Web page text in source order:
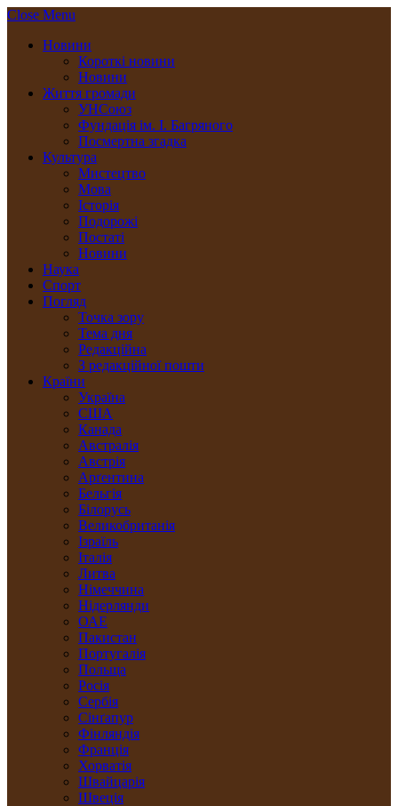
Close Menu
Новини
Короткі новини
Новини
Життя громади
УНСоюз
Фундація ім. І. Багряного
Посмертна згадка
Культура
Мистецтво
Мова
Історія
Подорожі
Постаті
Новини
Наука
Спорт
Погляд
Точка зору
Тема дня
Редакційна
З редакційної пошти
Країни
Україна
США
Канада
Австралія
Австрія
Арґентина
Бельгія
Білорусь
Великобританія
Ізраїль
Італія
Литва
Німеччина
Нідерлянди
ОАЕ
Пакистан
Португалія
Польща
Росія
Сербія
Сінґапур
Фінляндія
Франція
Хорватія
Швайцарія
Швеція